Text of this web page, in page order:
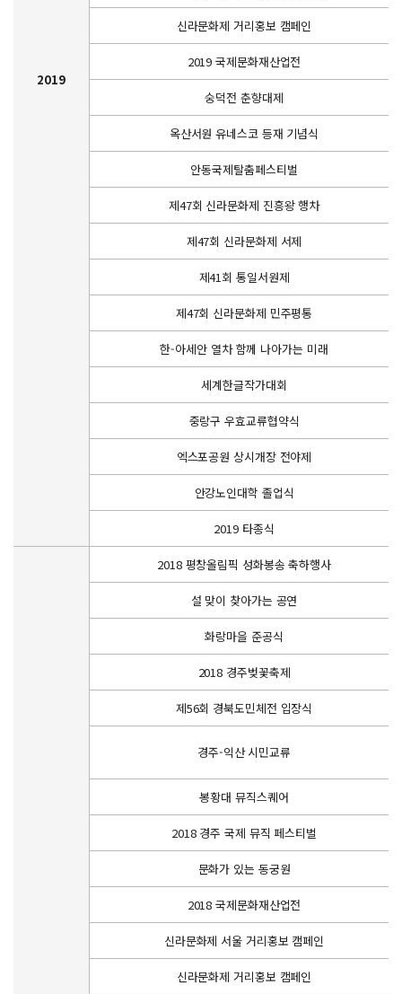
2019
신라문화제 거리홍보 캠페인
2019 국제문화재산업전
숭덕전 춘향대제
옥산서원 유네스코 등재 기념식
안동국제탈춤페스티벌
제47회 신라문화제 진흥왕 행차
제47회 신라문화제 서제
제41회 통일서원제
제47회 신라문화제 민주평통
한-아세안 열차 함께 나아가는 미래
세계한글작가대회
중랑구 우효교류협약식
엑스포공원 상시개장 전야제
안강노인대학 졸업식
2019 타종식
2018 평창올림픽 성화봉송 축하행사
설 맞이 찾아가는 공연
화랑마을 준공식
2018 경주벚꽃축제
제56회 경북도민체전 입장식
경주-익산 시민교류
봉황대 뮤직스퀘어
2018 경주 국제 뮤직 페스티벌
문화가 있는 동궁원
2018 국제문화재산업전
신라문화제 서울 거리홍보 캠페인
신라문화제 거리홍보 캠페인